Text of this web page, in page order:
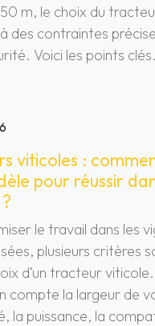
m, le choix du
des contraintes
Voici les points
viticoles :
pour réussir
le travail dans les
plusieurs critères
d’un tracteur
compte la largeur de
la puissance, la